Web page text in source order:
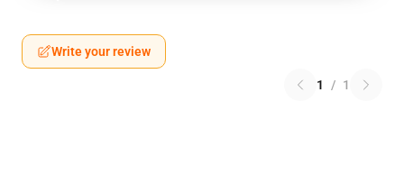
Write your review
1 / 1